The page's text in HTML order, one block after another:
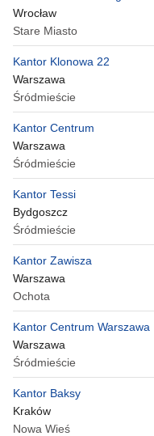
Wrocław
Stare Miasto
Kantor Klonowa 22
Warszawa
Śródmieście
Kantor Centrum
Warszawa
Śródmieście
Kantor Tessi
Bydgoszcz
Śródmieście
Kantor Zawisza
Warszawa
Ochota
Kantor Centrum Warszawa
Warszawa
Śródmieście
Kantor Baksy
Kraków
Nowa Wieś